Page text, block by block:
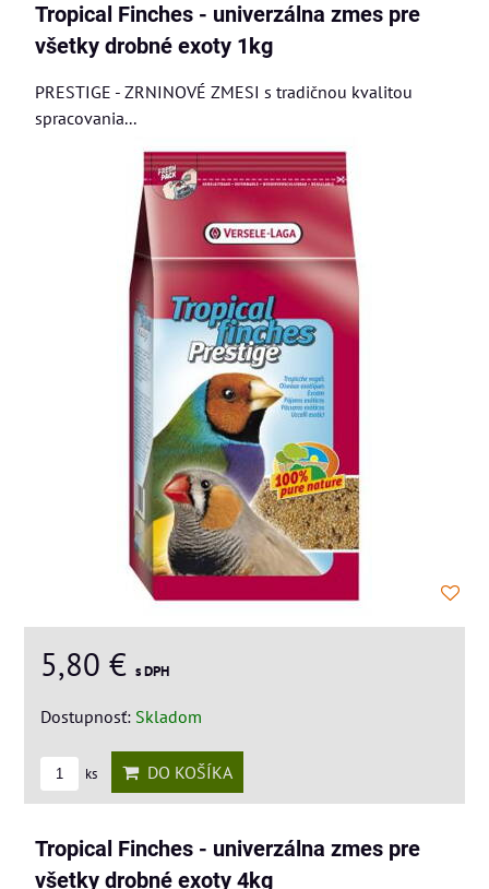
Tropical Finches - univerzálna zmes pre
všetky drobné exoty 1kg
PRESTIGE - ZRNINOVÉ ZMESI s tradičnou kvalitou
spracovania...
5,80 € s DPH
Dostupnosť: Skladom
ks DO KOŠÍKA
Tropical Finches - univerzálna zmes pre
všetky drobné exoty 4kg